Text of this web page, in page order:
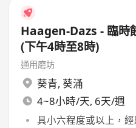
Haagen-Dazs - 臨時
(下午4時至8時)
通用磨坊
葵青, 葵涌
4~8小時/天, 6天/週
具小六程度或以上，